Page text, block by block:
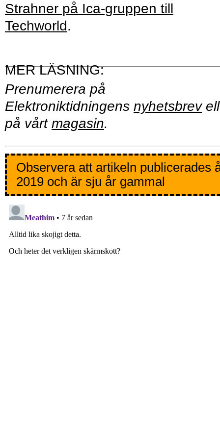
Strahner på Ica-gruppen till
Techworld.
Prenumerera på
Elektroniktidningens nyhetsbrev
på vårt magasin.
Observera att artikeln publicerades
2019 och är sju år gammal